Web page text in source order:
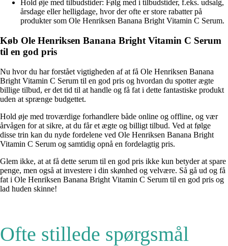
Hold øje med tilbudstider: Følg med i tilbudstider, f.eks. udsalg,
årsdage eller helligdage, hvor der ofte er store rabatter på
produkter som Ole Henriksen Banana Bright Vitamin C Serum.
Køb Ole Henriksen Banana Bright Vitamin C Serum
til en god pris
Nu hvor du har forstået vigtigheden af at få Ole Henriksen Banana
Bright Vitamin C Serum til en god pris og hvordan du spotter ægte
billige tilbud, er det tid til at handle og få fat i dette fantastiske produkt
uden at sprænge budgettet.
Hold øje med troværdige forhandlere både online og offline, og vær
årvågen for at sikre, at du får et ægte og billigt tilbud. Ved at følge
disse trin kan du nyde fordelene ved Ole Henriksen Banana Bright
Vitamin C Serum og samtidig opnå en fordelagtig pris.
Glem ikke, at at få dette serum til en god pris ikke kun betyder at spare
penge, men også at investere i din skønhed og velvære. Så gå ud og få
fat i Ole Henriksen Banana Bright Vitamin C Serum til en god pris og
lad huden skinne!
Ofte stillede spørgsmål